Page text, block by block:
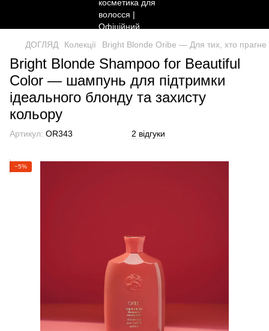
ДОГЛЯД Колекції Bright Blonde Oribe — Для тих, хто прагне
Bright Blonde Shampoo for Beautiful
Color — шампунь для підтримки
ідеального блонду та захисту
кольору
Артикул: OR343 2 відгуки
−5%